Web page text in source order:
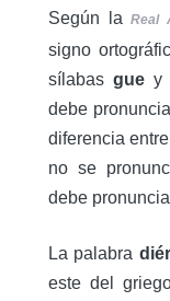
Según laReal
signo
sílabas gue y
debe
diferencia
no se
debe
La palabra
este del griego